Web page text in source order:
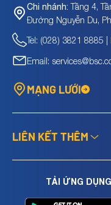
Chi nhánh: Tầng 4,
Đường Nguyễn Du,
Tel: (028) 3821 8885
Email:
MẠNG LƯỚI
LIÊN KẾT THÊM
TẢI ỨNG